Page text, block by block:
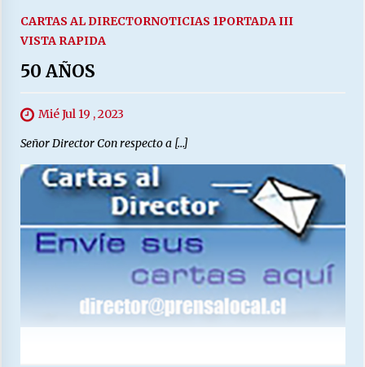
CARTAS AL DIRECTORNOTICIAS 1PORTADA III
VISTA RAPIDA
50 AÑOS
Mié Jul 19 , 2023
Señor Director Con respecto a […]